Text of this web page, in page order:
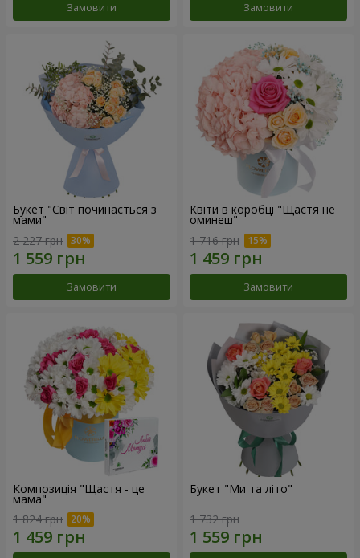
Замовити Замовити
Букет "Світ починається з
мами"
2 227 грн
Замовити
Квіти в коробці "Щастя не
оминеш"
1 716 грн
Замовити
Композиція "Щастя - це
мама"
1 824 грн
Букет "Ми та літо"
1 732 грн